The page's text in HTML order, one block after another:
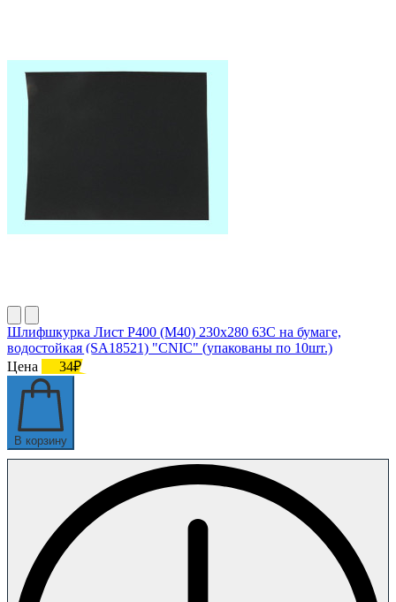
Шлифшкурка Лист Р400 (М40) 230х280 63С на бумаге,
водостойкая (SA18521) "CNIC" (упакованы по 10шт.)
Цена
34₽
В корзину